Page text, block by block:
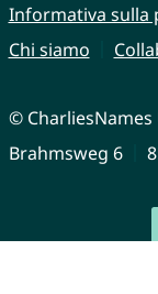
Informativa sulla
Chi siamo
©
Brahmsweg 6